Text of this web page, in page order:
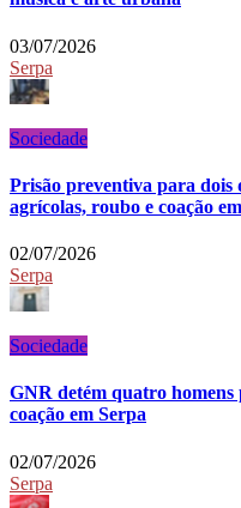
03/07/2026
Serpa
Sociedade
Prisão preventiva para dois
agrícolas, roubo e coação
02/07/2026
Serpa
Sociedade
GNR detém quatro
coação em Serpa
02/07/2026
Serpa